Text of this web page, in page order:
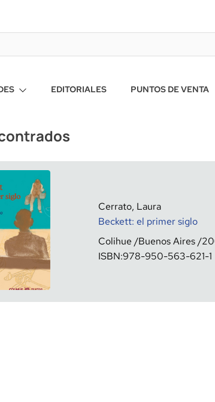
EDITORIALES PUNTOS DE VENTA
Cerrato, Laura
Beckett: el primer siglo
Colihue
Buenos Aires
ISBN:978-950-563-621-1